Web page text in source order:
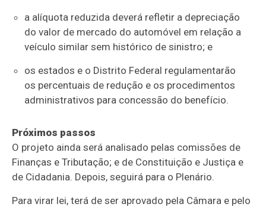
a alíquota reduzida deverá refletir a depreciação
do valor de mercado do automóvel em relação a
veículo similar sem histórico de sinistro; e
os estados e o Distrito Federal regulamentarão
os percentuais de redução e os procedimentos
administrativos para concessão do benefício.
Próximos passos
O projeto ainda será analisado pelas comissões de
Finanças e Tributação; e de Constituição e Justiça e
de Cidadania. Depois, seguirá para o Plenário.
Para virar lei, terá de ser aprovado pela Câmara e pelo